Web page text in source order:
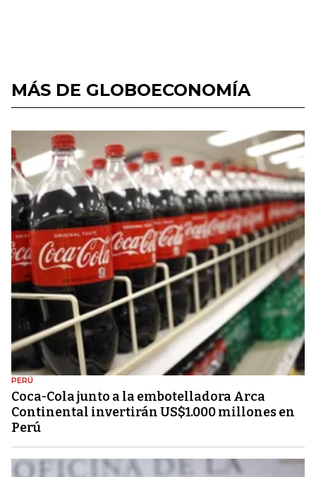
MÁS DE GLOBOECONOMÍA
PERÚ
Coca-Cola junto a la embotelladora Arca
Continental invertirán US$1.000 millones en
Perú